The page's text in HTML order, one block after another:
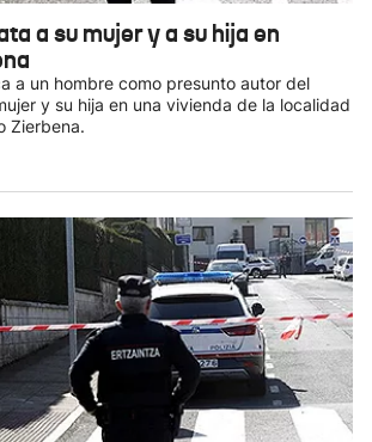
a su mujer y a su hija en
a un hombre como presunto autor del
y su hija en una vivienda de la localidad
Zierbena.